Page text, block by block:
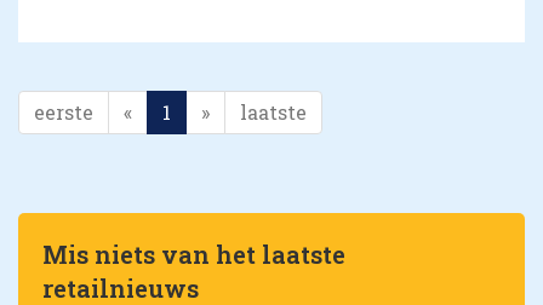
eerste « 1 » laatste
Mis niets van het laatste
retailnieuws